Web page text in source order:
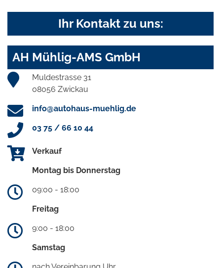
Ihr Kontakt zu uns:
AH Mühlig-AMS GmbH
Muldestrasse 31
08056 Zwickau
info@autohaus-muehlig.de
03 75 / 66 10 44
Verkauf
Montag bis Donnerstag
09:00 - 18:00
Freitag
9:00 - 18:00
Samstag